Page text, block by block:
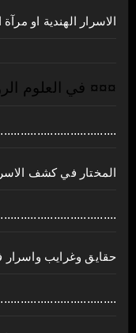
الاسرار الهندية او
¤¤¤ في العلوم
المختار في كشف
حقايق وغرايب واسرار